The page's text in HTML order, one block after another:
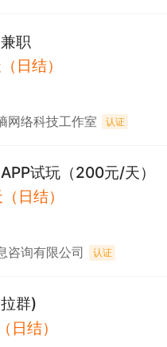
职
日结）
网络科技工作室 认证
APP试玩（200元/天）
日结）
咨询有限公司 认证
群)
结）